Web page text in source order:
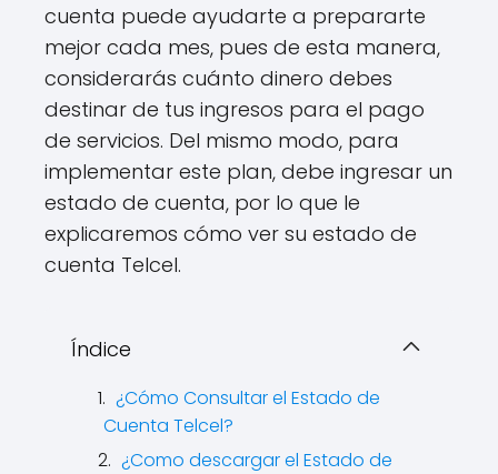
cuenta puede ayudarte a prepararte
mejor cada mes, pues de esta manera,
considerarás cuánto dinero debes
destinar de tus ingresos para el pago
de servicios. Del mismo modo, para
implementar este plan, debe ingresar un
estado de cuenta, por lo que le
explicaremos cómo ver su estado de
cuenta Telcel.
Índice
¿Cómo Consultar el Estado de
Cuenta Telcel?
¿Como descargar el Estado de